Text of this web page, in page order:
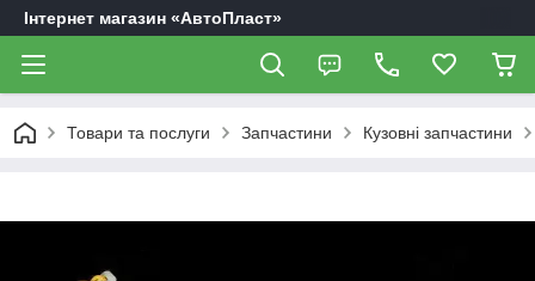
Інтернет магазин «АвтоПласт»
Товари та послуги Запчастини Кузовні запчастини